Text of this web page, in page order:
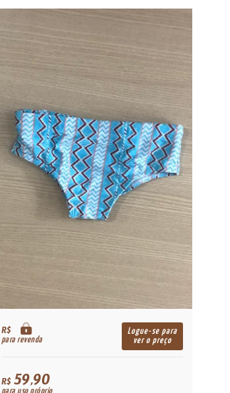
R$
para revenda
Logue-se para
ver o preço
R$59,90